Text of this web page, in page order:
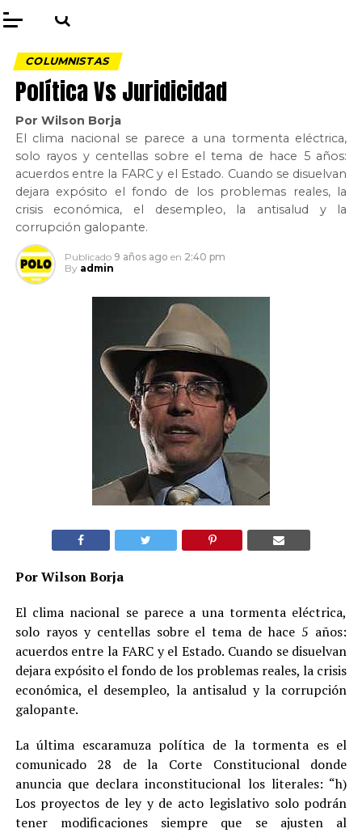
COLUMNISTAS
Política Vs Juridicidad
Por Wilson Borja
El clima nacional se parece a una tormenta eléctrica,
solo rayos y centellas sobre el tema de hace 5 años:
acuerdos entre la FARC y el Estado. Cuando se disuelvan
dejara expósito el fondo de los problemas reales, la
crisis económica, el desempleo, la antisalud y la
corrupción galopante.
Publicado 9 años ago en 2:40 pm
By admin
Por Wilson Borja
El clima nacional se parece a una tormenta eléctrica,
solo rayos y centellas sobre el tema de hace 5 años:
acuerdos entre la FARC y el Estado. Cuando se disuelvan
dejara expósito el fondo de los problemas reales, la crisis
económica, el desempleo, la antisalud y la corrupción
galopante.
La última escaramuza política de la tormenta es el
comunicado 28 de la Corte Constitucional donde
anuncia que declara inconstitucional los literales: “h)
Los proyectos de ley y de acto legislativo solo podrán
tener modificaciones siempre que se ajusten al